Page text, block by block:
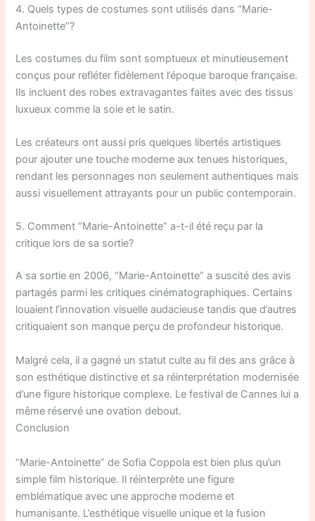
4. Quels types de costumes sont utilisés dans “Marie-
Antoinette”?
Les costumes du film sont somptueux et minutieusement
conçus pour refléter fidèlement l’époque baroque française.
Ils incluent des robes extravagantes faites avec des tissus
luxueux comme la soie et le satin.
Les créateurs ont aussi pris quelques libertés artistiques
pour ajouter une touche moderne aux tenues historiques,
rendant les personnages non seulement authentiques mais
aussi visuellement attrayants pour un public contemporain.
5. Comment “Marie-Antoinette” a-t-il été reçu par la
critique lors de sa sortie?
A sa sortie en 2006, “Marie-Antoinette” a suscité des avis
partagés parmi les critiques cinématographiques. Certains
louaient l’innovation visuelle audacieuse tandis que d’autres
critiquaient son manque perçu de profondeur historique.
Malgré cela, il a gagné un statut culte au fil des ans grâce à
son esthétique distinctive et sa réinterprétation modernisée
d’une figure historique complexe. Le festival de Cannes lui a
même réservé une ovation debout.
Conclusion
“Marie-Antoinette” de Sofia Coppola est bien plus qu’un
simple film historique. Il réinterprète une figure
emblématique avec une approche moderne et
humanisante. L’esthétique visuelle unique et la fusion